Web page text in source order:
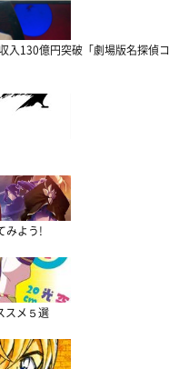
入130億円突破「劇場版名探偵コ
みよう!
スメ５選